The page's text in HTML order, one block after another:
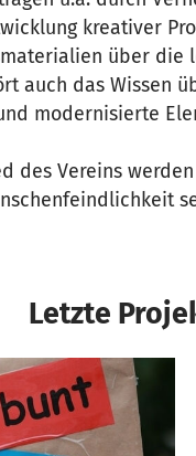
kreativer
über die
auch das Wissen
modernisierte
des Vereins
Letzte